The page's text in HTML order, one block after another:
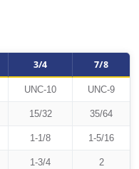
Inox Sextavado Rosca Parcial
3/4 7/8
UNC-10 UNC-9
15/32 35/64
1-1/8 1-5/16
1-3/4 2